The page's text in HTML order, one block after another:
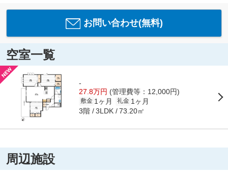
お問い合わせ(無料)
空室一覧
-
27.8万円 (管理費等：12,000円)
敷金 1ヶ月 礼金 1ヶ月
3階 3LDK 73.20㎡
周辺施設